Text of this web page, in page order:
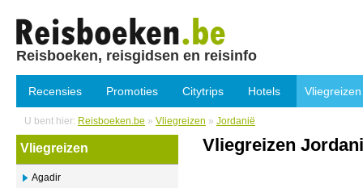
Reisboeken, reisgidsen en reisinfo
Recensies Promoties Citytrips Hotels Vliegreizen
U bent hier: Reisboeken.be » Vliegreizen » Jordanië
Vliegreizen
Agadir
Vliegreizen